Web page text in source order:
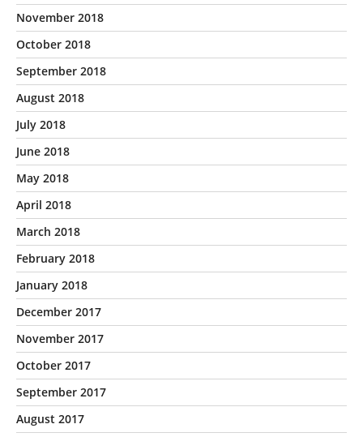
November 2018
October 2018
September 2018
August 2018
July 2018
June 2018
May 2018
April 2018
March 2018
February 2018
January 2018
December 2017
November 2017
October 2017
September 2017
August 2017